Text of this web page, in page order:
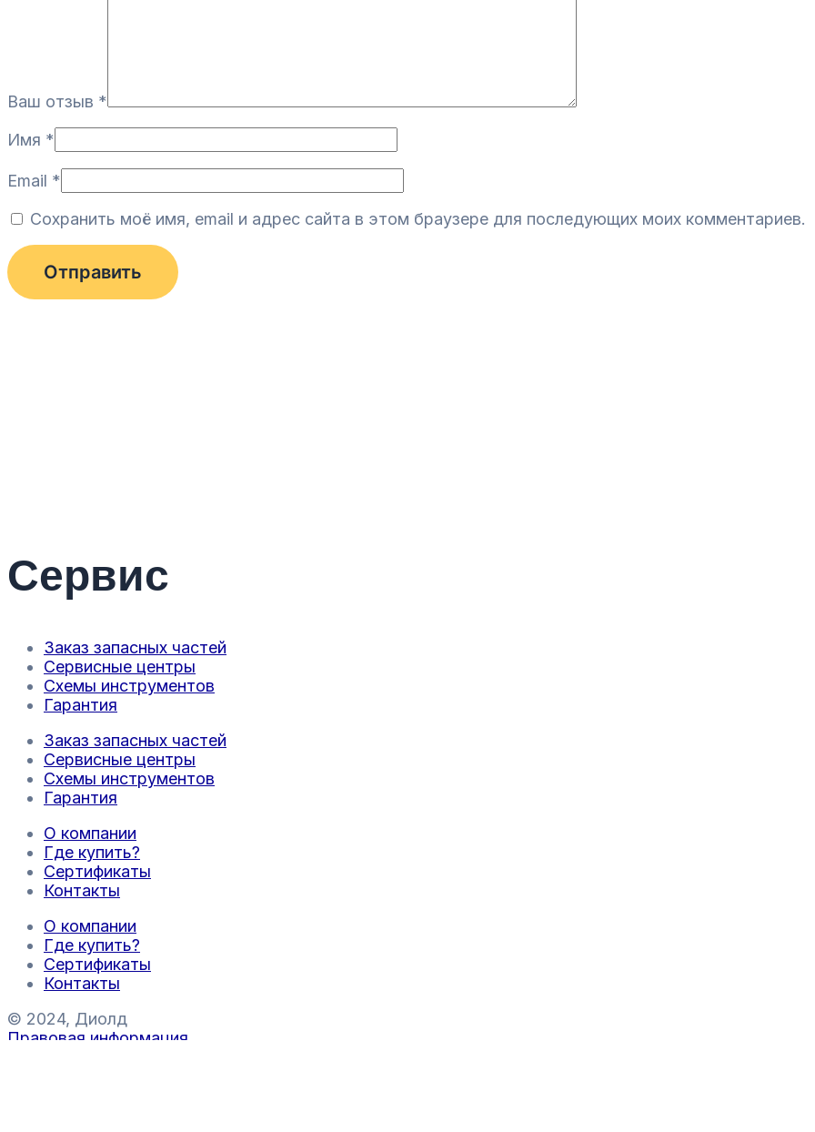
Ваш отзыв *
Имя *
Email *
Сохранить моё имя, email и адрес сайта в этом браузере для последующих моих комментариев.
Сервис
Заказ запасных частей
Сервисные центры
Схемы инструментов
Гарантия
Заказ запасных частей
Сервисные центры
Схемы инструментов
Гарантия
О компании
Где купить?
Сертификаты
Контакты
О компании
Где купить?
Сертификаты
Контакты
© 2024, Диолд
Правовая информация